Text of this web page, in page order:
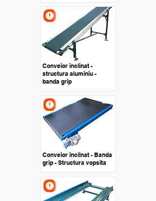
Conveior inclinat -
structura aluminiu -
banda grip
Conveior inclinat - Banda
grip - Structura vopsita